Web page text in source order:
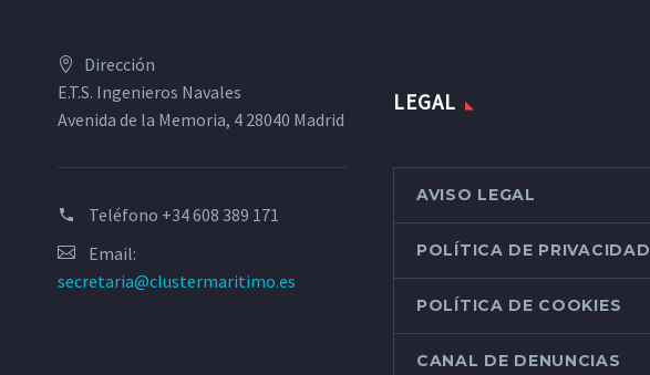
Dirección
E.T.S. Ingenieros Navales
Avenida de la Memoria, 4 28040 Madrid
Teléfono +34 608 389 171
Email:
secretaria@clustermaritimo.es
LEGAL
AVISO LEGAL
POLÍTICA DE PRIVACIDAD
POLÍTICA DE COOKIES
CANAL DE DENUNCIAS